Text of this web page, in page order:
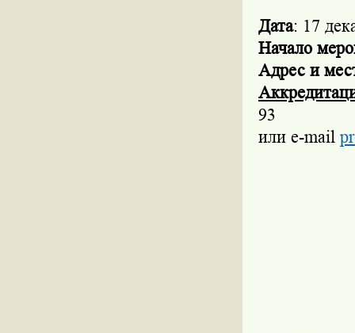
Дата: 17
Начало
Адрес и
93
или e-mail